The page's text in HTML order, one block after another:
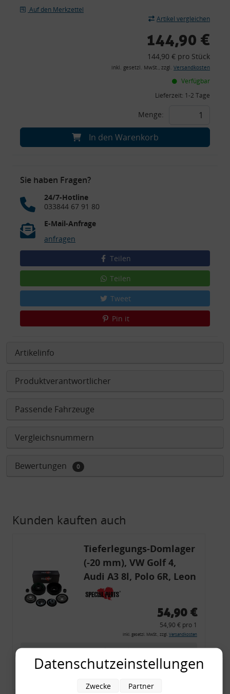
Auf den Merkzettel
Artikel vergleichen
144,90 €
144,90 € pro Stück
inkl. gesetzl. MwSt., zzgl. Versandkosten
Verfügbar
Lieferzeit: 1-2 Tage
Menge:
In den Warenkorb
Sie haben Fragen?
24/7-Hotline
033844 67 91 80
E-Mail-Anfrage
anfragen
Teilen
Teilen
Tweet
Pin it
Artikelinfo
Produktverantwortlicher
Passende Fahrzeuge
Vergleichsnummern
Bewertungen 0
Kunden kauften auch
Tieferlegungs-Domlager
(-20 mm), VW Golf 4,
Audi A3 8l, Polo 6R, Leon
54,90 €
54,90 € pro 1
inkl. gesetzl. MwSt., zzgl. Versandkosten
Merkzettel
Datenschutzeinstellungen
Zwecke Partner